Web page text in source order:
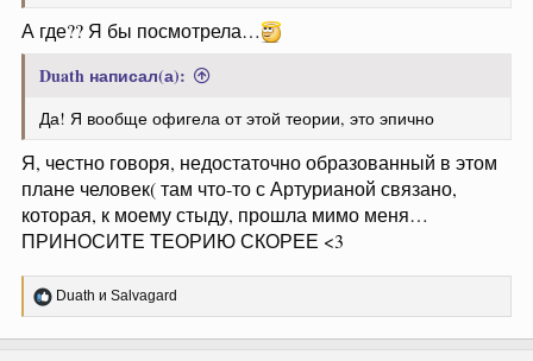
А где?? Я бы посмотрела…
Duath написал(а):
Да! Я вообще офигела от этой теории, это эпично
Я, честно говоря, недостаточно образованный в этом
плане человек( там что-то с Артурианой связано,
которая, к моему стыду, прошла мимо меня…
ПРИНОСИТЕ ТЕОРИЮ СКОРЕЕ <3
Р
е
Duath и Salvagard